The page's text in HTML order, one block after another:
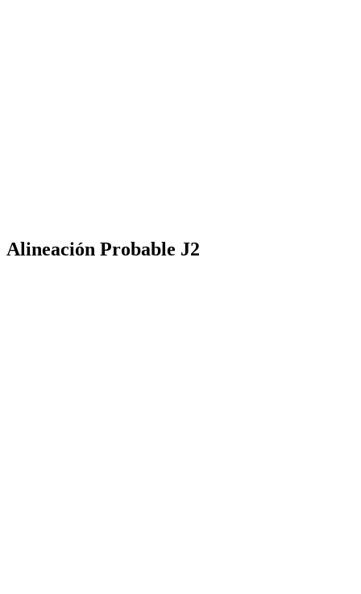
Alineación Probable J2